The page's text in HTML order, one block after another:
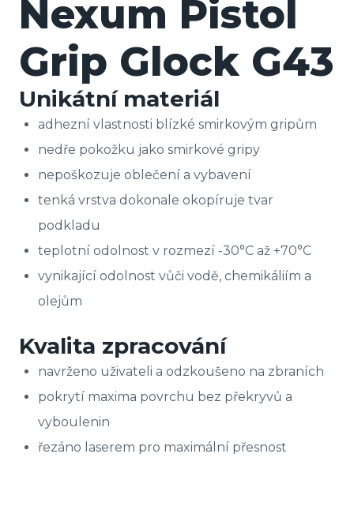
Nexum Pistol
Grip Glock G43
Unikátní materiál
adhezní vlastnosti blízké smirkovým gripům
nedře pokožku jako smirkové gripy
nepoškozuje oblečení a vybavení
tenká vrstva dokonale okopíruje tvar
podkladu
teplotní odolnost v rozmezí -30°C až +70°C
vynikající odolnost vůči vodě, chemikáliím a
olejům
Kvalita zpracování
navrženo uživateli a odzkoušeno na zbraních
pokrytí maxima povrchu bez překryvů a
vyboulenin
řezáno laserem pro maximální přesnost